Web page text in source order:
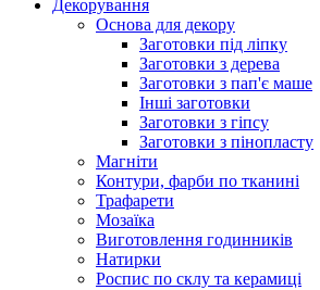
Декорування
Основа для декору
Заготовки під ліпку
Заготовки з дерева
Заготовки з пап'є маше
Інші заготовки
Заготовки з гіпсу
Заготовки з пінопласту
Магніти
Контури, фарби по тканині
Трафарети
Мозаїка
Виготовлення годинників
Натирки
Роспис по склу та керамиці